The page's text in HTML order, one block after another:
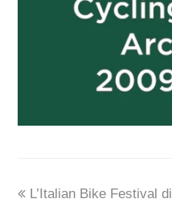
previous
L’Italian Bike Festival di